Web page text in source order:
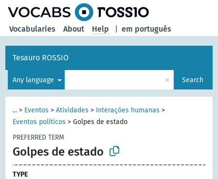
em português
Vocabularies About Help
Tesauro ROSSIO
Any language × Search
... > Eventos >Atividades > Interações humanas >
Eventos políticos >Golpes de estado
PREFERRED TERM
Golpes de estado
TYPE